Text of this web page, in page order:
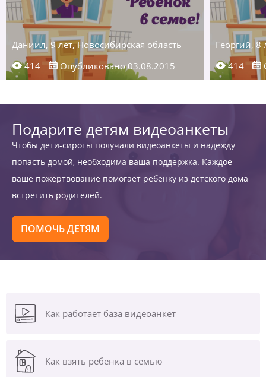
Даниил, 9 лет, Новосибирская область
414
Опубликовано 03.08.2015
Георгий, 8
414
Подарите детям видеоанкеты
Чтобы дети-сироты получали видеоанкеты и надежду
попасть домой, необходима ваша поддержка. Каждое
ваше пожертвование помогает ребенку из детского дома
встретить родителей.
ПОМОЧЬ ДЕТЯМ
Как работает база видеоанкет
Как взять ребенка в семью